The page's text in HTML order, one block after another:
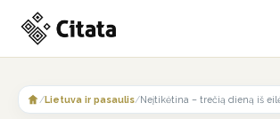
content
/Lietuva ir pasaulis/